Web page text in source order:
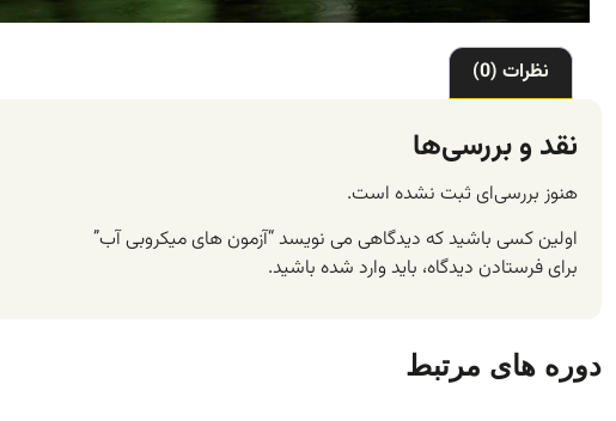
نظرات (0)
نقد و بررسی‌ها
هنوز بررسی‌ای ثبت نشده است.
اولین کسی باشید که دیدگاهی می نویسد “آزمون های میکروبی آب”
برای فرستادن دیدگاه، بایدوارد شده باشید.
دوره های مرتبط